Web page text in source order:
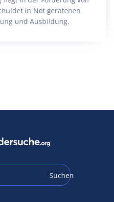
in Not geratenen
und Ausbildung.
Suchen